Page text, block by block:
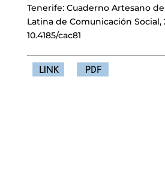
Tenerife: Cuaderno Artesano
Latina de Comunicación Social,
10.4185/cac81